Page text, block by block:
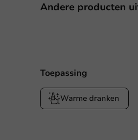
Andere producten
Toepassing
Warme dranken